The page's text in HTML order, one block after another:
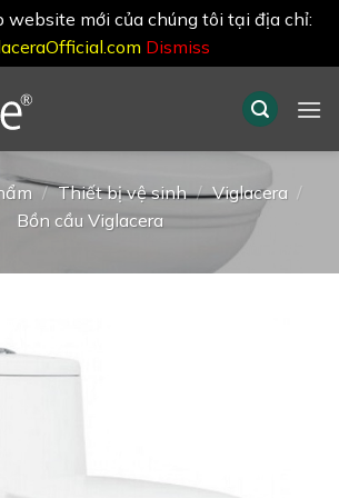
website mới của chúng tôi tại địa chỉ:
Dismiss
/ Thiết bị vệ sinh / Viglacera /
Bồn cầu Viglacera